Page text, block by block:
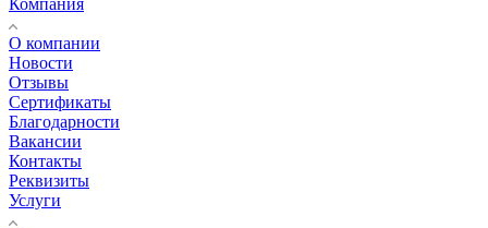
О компании
Новости
Отзывы
Сертификаты
Благодарности
Вакансии
Контакты
Реквизиты
Услуги